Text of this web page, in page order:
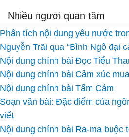
Nhiều người quan tâm
Phân tích nội dung yêu nước
Nguyễn Trãi qua “Bình Ngô đại
Nội dung chính bài Đọc Tiểu
Nội dung chính bài Cảm xúc
Nội dung chính bài Tấm Cám
Soạn văn bài: Đặc điểm của
viết
Nội dung chính bài Ra-ma buộc